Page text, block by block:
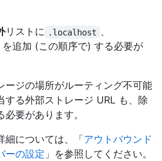
リストに .localhost 、
を追加 (この順序で) する必要が
ージの場所がルーティング不可能
する外部ストレージ URL も、除
要があります。
細については、「アウトバウンド
ーの設定 」を参照してください。